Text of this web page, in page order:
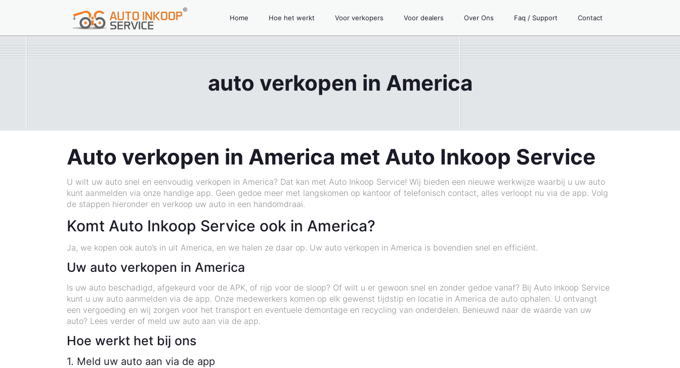
Home Hoe het werkt Voor verkopers Voor dealers Over Ons Faq / Support Contact
auto verkopen in America
Auto verkopen in America met Auto Inkoop Service
U wilt uw auto snel en eenvoudig verkopen in America? Dat kan met Auto Inkoop Service! Wij bieden een nieuwe werkwijze waarbij u uw auto
kunt aanmelden via onze handige app. Geen gedoe meer met langskomen op kantoor of telefonisch contact, alles verloopt nu via de app. Volg
de stappen hieronder en verkoop uw auto in een handomdraai.
Komt Auto Inkoop Service ook in America?
Ja, we kopen ook auto’s in uit America, en we halen ze daar op. Uw auto verkopen in America is bovendien snel en efficiënt.
Uw auto verkopen in America
Is uw auto beschadigd, afgekeurd voor de APK, of rijp voor de sloop? Of wilt u er gewoon snel en zonder gedoe vanaf? Bij Auto Inkoop Service
kunt u uw auto aanmelden via de app. Onze medewerkers komen op elk gewenst tijdstip en locatie in America de auto ophalen. U ontvangt
een vergoeding en wij zorgen voor het transport en eventuele demontage en recycling van onderdelen. Benieuwd naar de waarde van uw
auto? Lees verder of meld uw auto aan via de app.
Hoe werkt het bij ons
1. Meld uw auto aan via de app